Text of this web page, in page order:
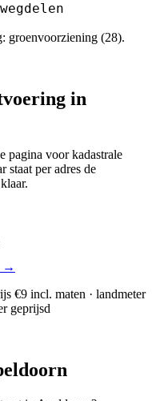
groenvoorziening (28).
in
pagina voor kadastrale
staat per adres de
→
€9 incl. maten · landmeter
geprijsd